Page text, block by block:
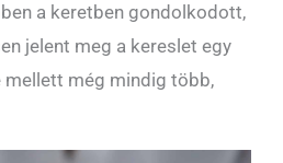
a keretben gondolkodott,
jelent meg a kereslet egy
mellett még mindig több,